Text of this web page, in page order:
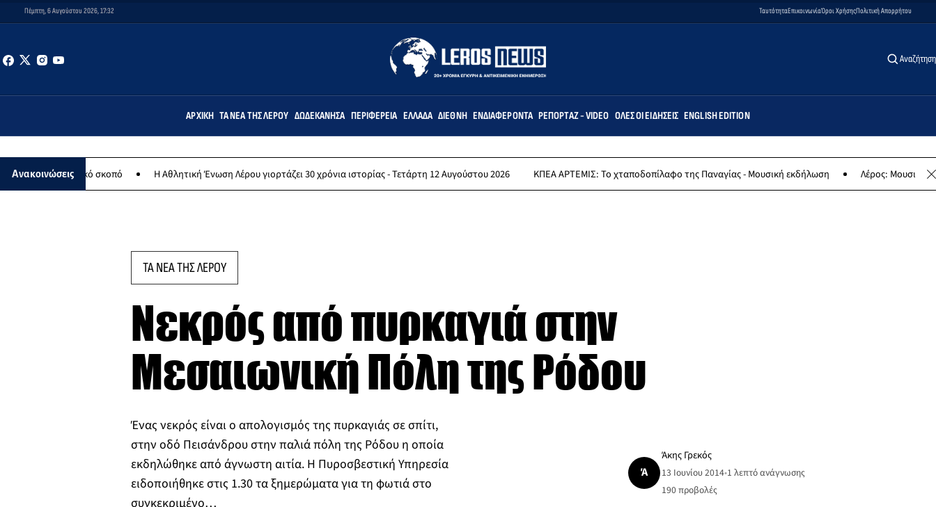
Πέμπτη, 6 Αυγούστου 2026, 17:32 ΤαυτότηταΕπικοινωνίαΌροι ΧρήσηςΠολιτική Απορρήτου
Αναζήτηση
ΑΡΧΙΚΉ ΤΑ ΝΈΑ ΤΗΣ ΛΈΡΟΥ ΔΩΔΕΚΆΝΗΣΑ ΠΕΡΙΦΈΡΕΙΑ ΕΛΛΆΔΑ ΔΙΕΘΝΉ ΕΝΔΙΑΦΈΡΟΝΤΑ ΡΕΠΟΡΤΆΖ - VIDEO ΌΛΕΣ ΟΙ ΕΙΔΉΣΕΙΣ ENGLISH EDITION
Ανακοινώσεις
σκοπό Η Αθλητική Ένωση Λέρου γιορτάζει 30 χρόνια ιστορίας - Τετάρτη 12 Αυγούστου 2026 ΚΠΕΑ ΑΡΤΕΜΙΣ: Το χταποδοπίλαφο της Παναγίας - Μουσική εκδήλωση Λέρος: Μουσική συναυλία
ΤΑ ΝΕΑ ΤΗΣ ΛΕΡΟΥ
Νεκρός από πυρκαγιά στην
Μεσαιωνική Πόλη της Ρόδου
Ένας νεκρός είναι ο απολογισμός της πυρκαγιάς σε σπίτι,
στην οδό Πεισάνδρου στην παλιά πόλη της Ρόδου η οποία
εκδηλώθηκε από άγνωστη αιτία. Η Πυροσβεστική Υπηρεσία
ειδοποιήθηκε στις 1.30 τα ξημερώματα για τη φωτιά στο
συγκεκριμένο…
Ά
Άκης Γρεκός
13 Ιουνίου 2014•1 λεπτό ανάγνωσης
190προβολές